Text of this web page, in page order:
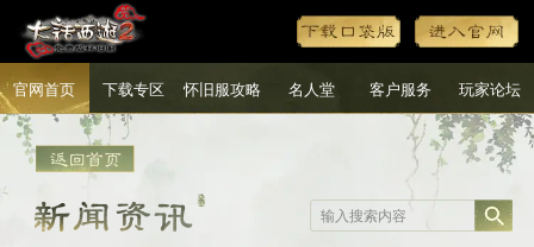
官网首页 下载专区 怀旧服攻略 名人堂 客户服务 玩家论坛